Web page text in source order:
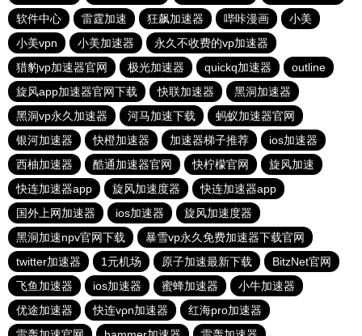
软件中心
雷霆加速 狂飙加速器 哔咔漫画
小美
小美vpn
小美加速器
永久不收费的vp加速器
猎豹vp加速器官网
极光加速器 quickq加速器
outline
旋风app加速器官网下载
快联加速器
黑洞加速器
黑洞vp永久加速器
河马加速下载
蚂蚁加速器官网
银河加速器
快橙加速器 加速器梯子推荐
ios加速器
西柚加速器
酷通加速器官网 快柠檬官网
旋风加速
快连加速器app
旋风加速度器
快连加速器app
国外上网加速器
ios加速器
旋风加速度器
黑洞加速npv官网下载
暴雪vp永久免费加速器下载官网
twitter加速器
1元机场 原子加速最新下载
BitzNet官网
飞鱼加速器
ios加速器 蜜蜂加速器
小牛加速器
优途加速器
快连vρn加速器
红海pro加速器